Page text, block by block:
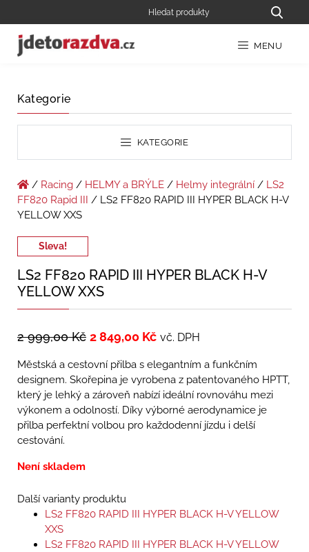
MENU
Kategorie
KATEGORIE
/ Racing / HELMY a BRÝLE / Helmy integrální / LS2
FF820 Rapid III
/ LS2 FF820 RAPID III HYPER BLACK H-V
YELLOW XXS
Sleva!
LS2 FF820 RAPID III HYPER BLACK H-V
YELLOW XXS
2 999,00Kč 2 849,00 Kč vč. DPH
Městská a cestovní přilba s elegantním a funkčním
designem. Skořepina je vyrobena z patentovaného HPTT,
který je lehký a zároveň nabízí ideální rovnováhu mezi
výkonem a odolností. Díky výborné aerodynamice je
přilba perfektní volbou pro každodenní jízdu i delší
cestování.
Není skladem
Další varianty produktu
LS2 FF820 RAPID III HYPER BLACK H-V YELLOW
XXS
LS2 FF820 RAPID III HYPER BLACK H-V YELLOW